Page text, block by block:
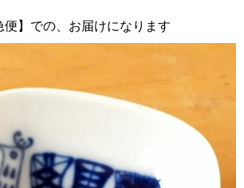
】での、お届けになります